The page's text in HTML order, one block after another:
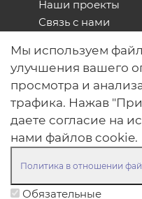
Наши проекты
Связь с нами
персональных
Политика
Политика
данных для
Договор оферты
Мы используем
улучшения вашего
просмотра и
трафика. Нажав
даете согласие на
нами файлов cookie.
Политика в отношении
Обязательные